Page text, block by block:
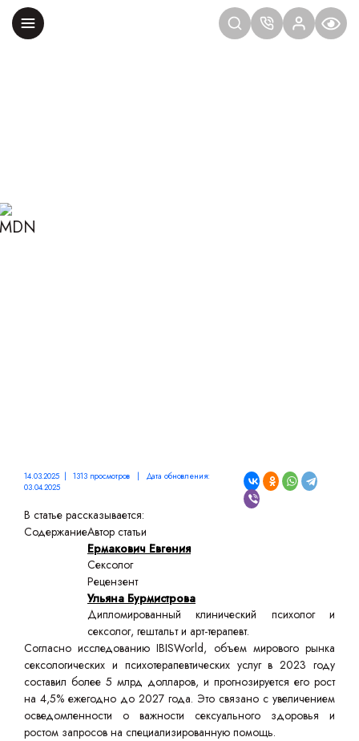
14.03.2025 | 1313 просмотров | Дата обновления:
03.04.2025
В статье рассказывается:
СодержаниеАвтор статьи
Ермакович Евгения
Сексолог
Рецензент
Ульяна Бурмистрова
Дипломированный клинический психолог и
сексолог, гештальт и арт-терапевт.
Согласно исследованию IBISWorld, объем мирового рынка
сексологических и психотерапевтических услуг в 2023 году
составил более 5 млрд долларов, и прогнозируется его рост
на 4,5% ежегодно до 2027 года. Это связано с увеличением
осведомленности о важности сексуального здоровья и
ростом запросов на специализированную помощь.